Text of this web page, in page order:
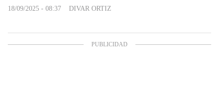
18/09/2025 - 08:37 DIVAR ORTIZ